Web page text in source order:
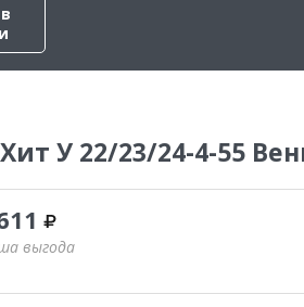
У 22/23/24-4-55
выгода